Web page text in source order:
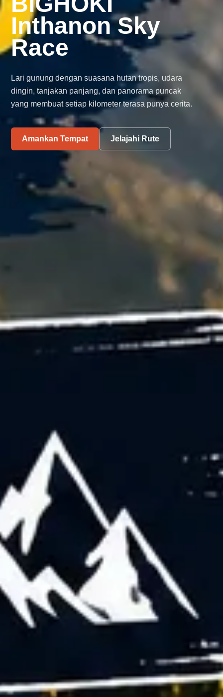
Inthanon Sky
Race
Lari gunung dengan suasana hutan tropis, udara
dingin, tanjakan panjang, dan panorama puncak
yang membuat setiap kilometer terasa punya cerita.
Amankan Tempat Jelajahi Rute